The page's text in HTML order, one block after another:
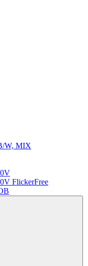
W, MIX
FlickerFree